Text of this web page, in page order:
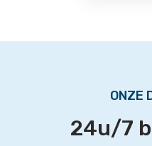
ONZE
24u/7